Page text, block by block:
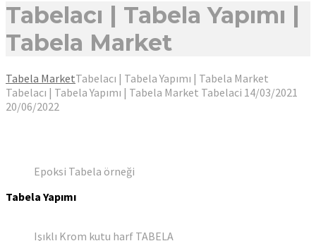
Tabelacı | Tabela Yapımı |
Tabela Market
Tabela MarketTabelacı | Tabela Yapımı | Tabela Market
Tabelacı | Tabela Yapımı | Tabela Market Tabelaci 14/03/2021
20/06/2022
Epoksi Tabela örneği
Tabela Yapımı
Işıklı Krom kutu harf TABELA